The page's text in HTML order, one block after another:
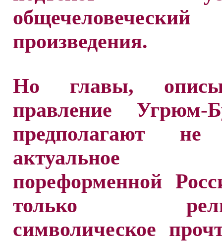
произведения.
Но главы,
правление Угрюм-
предполагают не
пореформенной
только
символическое